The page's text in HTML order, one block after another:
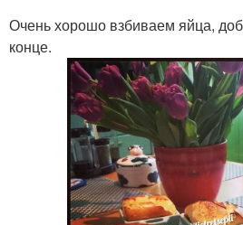
Очень хорошо взбиваем яйца,
конце.